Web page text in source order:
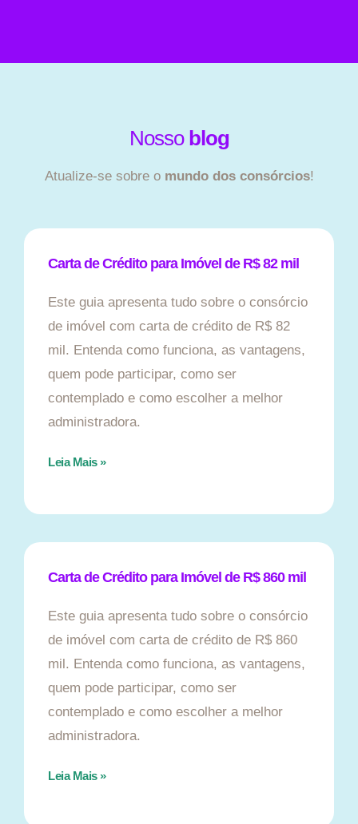
Nosso blog
Atualize-se sobre o mundo dos consórcios!
Carta de Crédito para Imóvel de R$ 82 mil
Este guia apresenta tudo sobre o consórcio
de imóvel com carta de crédito de R$ 82
mil. Entenda como funciona, as vantagens,
quem pode participar, como ser
contemplado e como escolher a melhor
administradora.
Leia Mais »
Carta de Crédito para Imóvel de R$ 860 mil
Este guia apresenta tudo sobre o consórcio
de imóvel com carta de crédito de R$ 860
mil. Entenda como funciona, as vantagens,
quem pode participar, como ser
contemplado e como escolher a melhor
administradora.
Leia Mais »